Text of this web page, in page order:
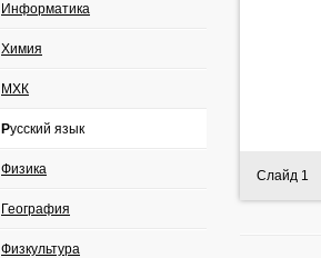
Информатика
Химия
МХК
Русский язык
Физика
География
Физкультура
Слайд 1